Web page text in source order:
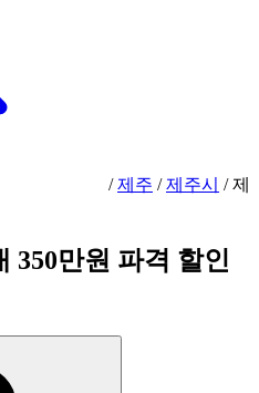
/ 제주 / 제주시 / 제
350만원 파격 할인